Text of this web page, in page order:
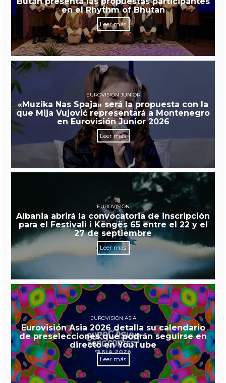
en el Rhythm of Bhutan
Leer más
EUROVISIÓN JUNIOR
«Muzika Nas Spaja» será la propuesta con la
que Mija Vujović representará a Montenegro
en Eurovisión Junior 2026
Leer más
EUROVISIÓN
Albania abrirá la convocatoria de inscripción
para el Festivali i Këngës 65 entre el 22 y el
27 de septiembre
Leer más
EUROVISIÓN ASIA
Eurovisión Asia 2026 detalla su calendario
de preselecciones que podrán seguirse en
directo en YouTube
Leer más